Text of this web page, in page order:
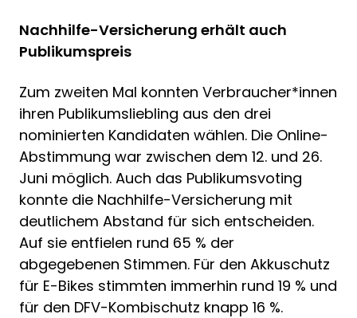
Nachhilfe-Versicherung erhält auch
Publikumspreis
Zum zweiten Mal konnten Verbraucher*innen
ihren Publikumsliebling aus den drei
nominierten Kandidaten wählen. Die Online-
Abstimmung war zwischen dem 12. und 26.
Juni möglich. Auch das Publikumsvoting
konnte die Nachhilfe-Versicherung mit
deutlichem Abstand für sich entscheiden.
Auf sie entfielen rund 65 % der
abgegebenen Stimmen. Für den Akkuschutz
für E-Bikes stimmten immerhin rund 19 % und
für den DFV-Kombischutz knapp 16 %.